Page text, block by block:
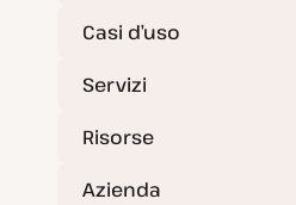
t
a
Casi d’uso
Servizi
Risorse
Azienda